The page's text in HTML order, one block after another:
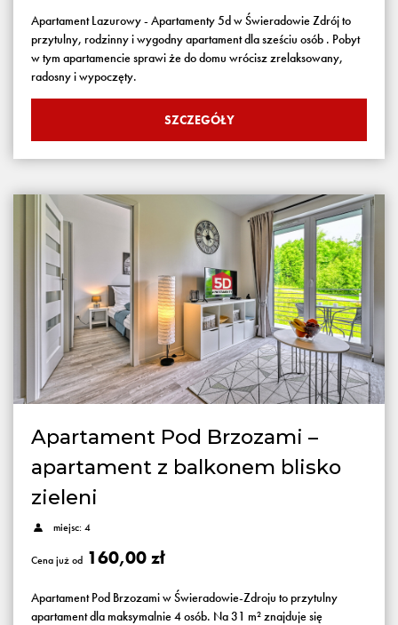
Apartament Lazurowy - Apartamenty 5d w Świeradowie Zdrój to
przytulny, rodzinny i wygodny apartament dla sześciu osób . Pobyt
w tym apartamencie sprawi że do domu wrócisz zrelaksowany,
radosny i wypoczęty.
SZCZEGÓŁY
Apartament Pod Brzozami –
apartament z balkonem blisko
zieleni
miejsc: 4
Cena już od 160,00 zł
Apartament Pod Brzozami w Świeradowie-Zdroju to przytulny
apartament dla maksymalnie 4 osób. Na 31 m² znajduje się